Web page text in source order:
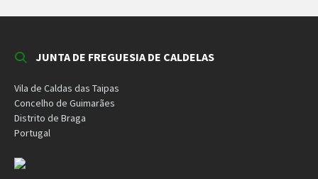
JUNTA DE FREGUESIA DE CALDELAS
Vila de Caldas das Taipas
Concelho de Guimarães
Distrito de Braga
Portugal